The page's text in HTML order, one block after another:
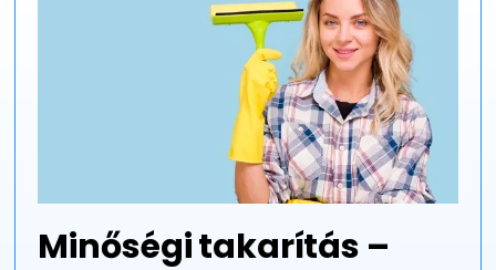
Minőségi takarítás –